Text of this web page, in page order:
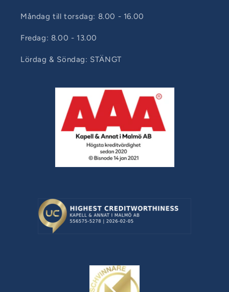
Måndag till torsdag: 8.00 - 16.00
Fredag: 8.00 - 13.00
Lördag & Söndag: STÄNGT